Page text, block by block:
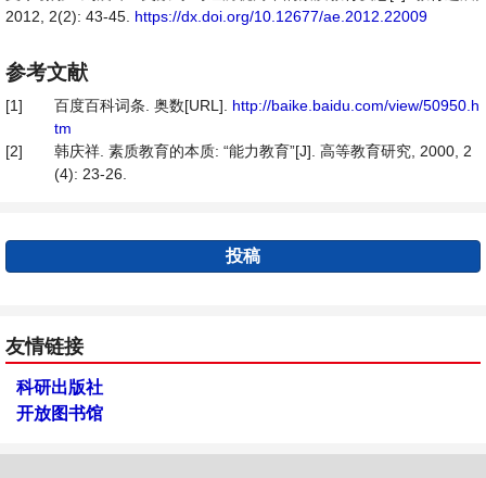
2012, 2(2): 43-45. https://dx.doi.org/10.12677/ae.2012.22009
参考文献
[1] 百度百科词条. 奥数[URL]. http://baike.baidu.com/view/50950.h
tm
[2]
韩庆祥. 素质教育的本质: “能力教育”[J]. 高等教育研究, 2000, 2
(4): 23-26.
投稿
友情链接
科研出版社
开放图书馆